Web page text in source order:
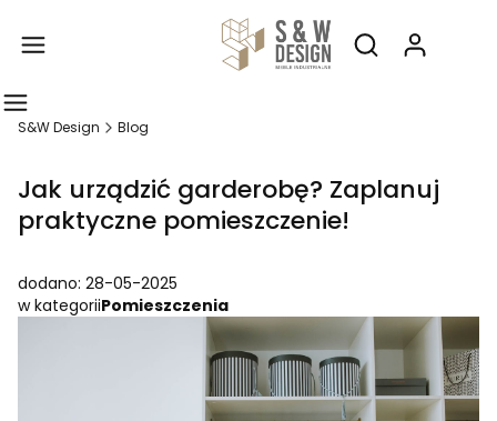
Otwórz
S&W Design Blog
Jak urządzić garderobę? Zaplanuj
praktyczne pomieszczenie!
dodano: 28-05-2025
w kategoriiPomieszczenia